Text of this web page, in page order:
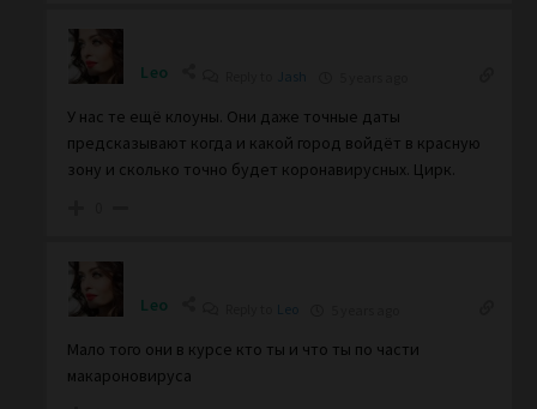
Leo Jash
У нас те ещё клоуны. Они даже точные даты
предсказывают когда и какой город войдёт в красную
зону и сколько точно будет коронавирусных. Цирк.
Leo Leo
Мало того они в курсе кто ты и что ты по части
макароновируса